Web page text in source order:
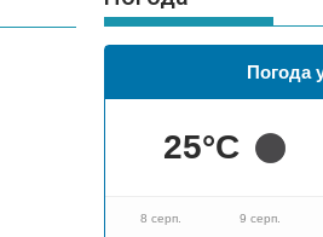
Погода
25°C
8 серп. 9 серп.